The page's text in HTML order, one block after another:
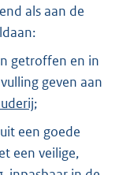
als aan de
getroffen en in
geven aan
;
een goede
een veilige,